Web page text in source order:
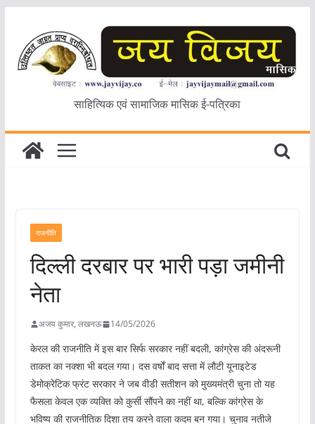
content
साहित्यिक एवं सामाजिक मासिक ई-पत्रिका
राजनीति
दिल्ली दरबार पर भारी पड़ा जमीनी
नेता
अजय कुमार, लखनऊ 14/05/2026
केरल की राजनीति में इस बार सिर्फ सरकार नहीं बदली, कांग्रेस की अंदरूनी
ताकत का नक्शा भी बदल गया। दस वर्षों बाद सत्ता में लौटी यूनाइटेड
डेमोक्रेटिक फ्रंट सरकार ने जब वीडी सतीशन को मुख्यमंत्री चुना तो यह
फैसला केवल एक व्यक्ति को कुर्सी सौंपने का नहीं था, बल्कि कांग्रेस के
भविष्य की राजनीतिक दिशा तय करने वाला कदम बन गया। चुनाव नतीजे